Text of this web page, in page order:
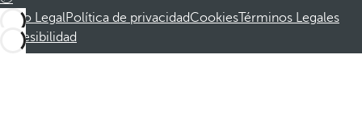
Aviso LegalPolítica de privacidadCookiesTérminos Legales
Accesibilidad